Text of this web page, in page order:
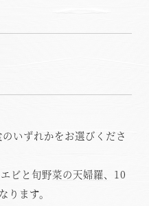
いずれかをお選びくださ
ビと旬野菜の天婦羅、10
ります。